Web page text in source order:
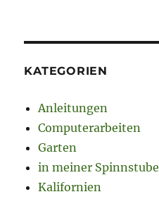
KATEGORIEN
Anleitungen
Computerarbeiten
Garten
in meiner Spinnstube
Kalifornien